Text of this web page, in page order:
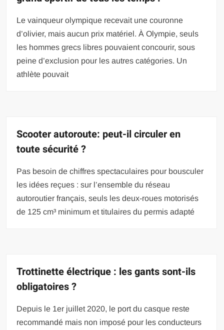
Le vainqueur olympique recevait une couronne
d’olivier, mais aucun prix matériel. À Olympie, seuls
les hommes grecs libres pouvaient concourir, sous
peine d’exclusion pour les autres catégories. Un
athlète pouvait
Scooter autoroute: peut-il circuler en
toute sécurité ?
Pas besoin de chiffres spectaculaires pour bousculer
les idées reçues : sur l’ensemble du réseau
autoroutier français, seuls les deux-roues motorisés
de 125 cm³ minimum et titulaires du permis adapté
Trottinette électrique : les gants sont-ils
obligatoires ?
Depuis le 1er juillet 2020, le port du casque reste
recommandé mais non imposé pour les conducteurs